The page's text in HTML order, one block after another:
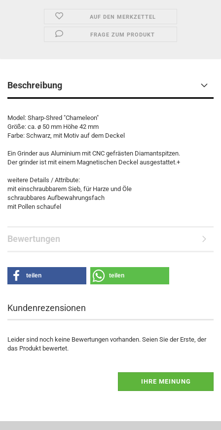
AUF DEN MERKZETTEL
FRAGE ZUM PRODUKT
Beschreibung
Model: Sharp-Shred "Chameleon"
Größe: ca. ø 50 mm Höhe 42 mm
Farbe: Schwarz, mit Motiv auf dem Deckel
Ein Grinder aus Aluminium mit CNC gefrästen Diamantspitzen.
Der grinder ist mit einem Magnetischen Deckel ausgestattet.+
weitere Details / Attribute:
mit einschraubbarem Sieb, für Harze und Öle
schraubbares Aufbewahrungsfach
mit Pollen schaufel
Bewertungen
teilen teilen
Kundenrezensionen
Leider sind noch keine Bewertungen vorhanden. Seien Sie der Erste, der
das Produkt bewertet.
IHRE MEINUNG